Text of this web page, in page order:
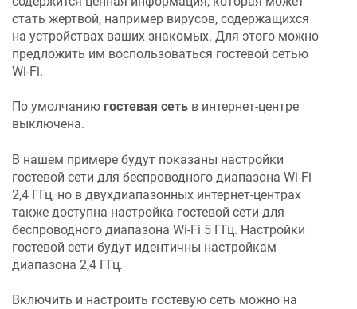
стать жертвой, например вирусов, содержащихся
на устройствах ваших знакомых. Для этого можно
предложить им воспользоваться гостевой сетью
Wi-Fi.
По умолчанию гостевая сеть в интернет-центре
выключена.
В нашем примере будут показаны настройки
гостевой сети для беспроводного диапазона Wi-Fi
2,4 ГГц, но в двухдиапазонных интернет-центрах
также доступна настройка гостевой сети для
беспроводного диапазона Wi-Fi 5 ГГц. Настройки
гостевой сети будут идентичны настройкам
диапазона 2,4 ГГц.
Включить и настроить гостевую сеть можно на